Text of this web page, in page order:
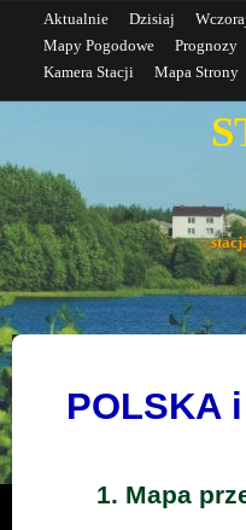
Aktualnie Dzisiaj
Mapy Pogodowe
Prognozy
Kamera Stacji
Mapa Strony
POLSKA
1. Mapa